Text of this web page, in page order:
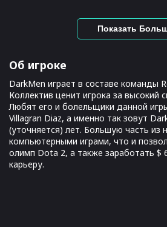
Показать
Об игроке
DarkMen играет в составе команды
Коллектив ценит игрока за высокий
Любят его и болельщики данной
Villagran Diaz, а именно так зовут
(уточняется) лет. Большую часть из
компьютерными играми, что и
олимп Dota 2, а также заработать $
карьеру.